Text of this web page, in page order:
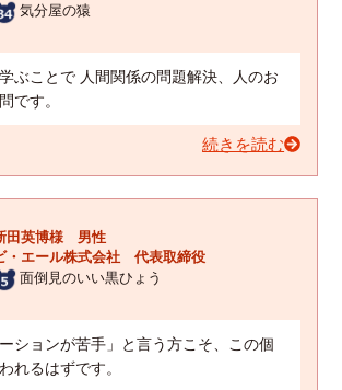
気分屋の猿
ぶことで 人間関係の問題解決、人のお
です。
続きを読む
田英博様 男性
・エール株式会社 代表取締役
面倒見のいい黒ひょう
ーションが苦手」と言う方こそ、この個
れるはずです。